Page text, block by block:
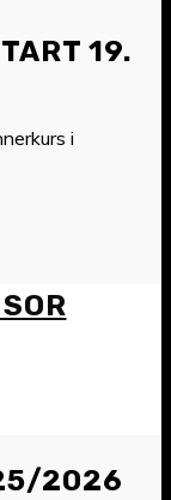
19.
i
2026